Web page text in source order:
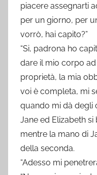
piacere assegnarti
per un giorno, per
vorrò, hai capito?”
“Si, padrona ho
dare il mio corpo
proprietà, la mia
voi è completa, mi
quando mi dà degli
Jane ed Elizabeth
mentre la mano di
della seconda.
“Adesso mi